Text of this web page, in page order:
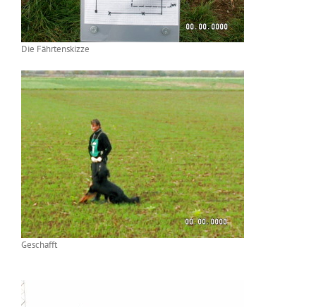
Die Fährtenskizze
Geschafft